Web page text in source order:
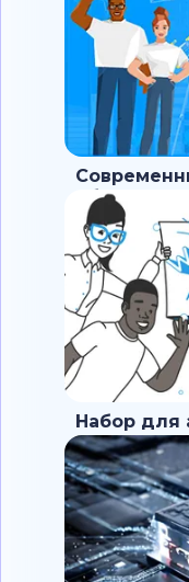
Набор для
доске